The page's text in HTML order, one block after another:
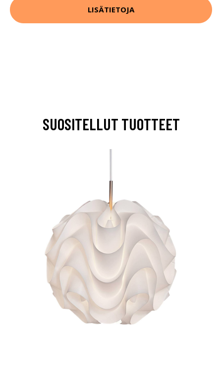
LISÄTIETOJA
SUOSITELLUT TUOTTEET